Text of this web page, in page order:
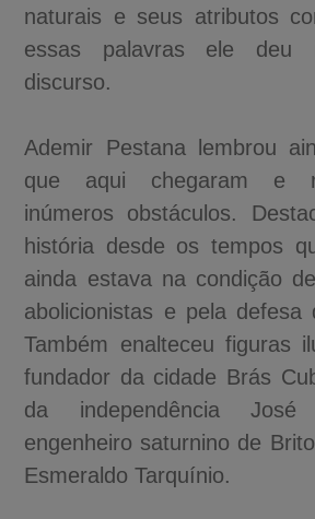
naturais e seus atributos
essas palavras ele deu
discurso.
Ademir Pestana lembrou
que aqui chegaram e
inúmeros obstáculos.
história desde os tempos
ainda estava na condição
abolicionistas e pela defesa
Também enalteceu figuras
fundador da cidade Brás
da independência
engenheiro saturnino de
Esmeraldo Tarquínio.